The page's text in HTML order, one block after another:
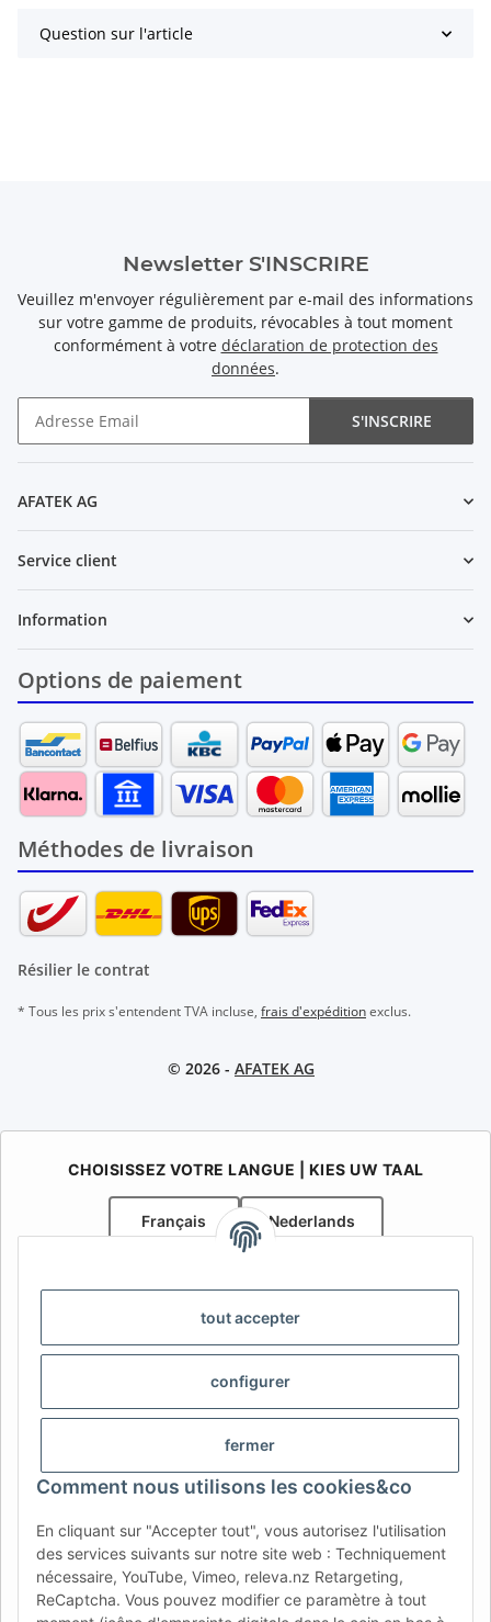
tout accepter
configurer
fermer
Comment nous utilisons les cookies&co
En cliquant sur "Accepter tout", vous autorisez l'utilisation
des services suivants sur notre site web : Techniquement
nécessaire, YouTube, Vimeo, releva.nz Retargeting,
ReCaptcha. Vous pouvez modifier ce paramètre à tout
Question sur l'article
Newsletter S'INSCRIRE
Veuillez m'envoyer régulièrement par e-mail des informations
sur votre gamme de produits, révocables à tout moment
conformément à votre déclaration de protection des
données.
S'INSCRIRE
AFATEK AG
Service client
Information
Options de paiement
Méthodes de livraison
Résilier le contrat
* Tous les prix s'entendent TVA incluse, frais d'expéditionexclus.
© 2026 - AFATEK AG
CHOISISSEZ VOTRE LANGUE | KIES UW TAAL
Français Nederlands
specialist in onderdelen voor aanhangwagens
Contact:info@afatek.com
AFATEK INTERNATIONAL – SELECT REGION & LANGUAGE |
CHOISIR LA RÉGION ET LA LANGUE | SELECCIONAR REGIÓN E
CH (IT) BE (NL) BE (FR) NL
FR IT ES DK PL
UK NZ USA MX PT